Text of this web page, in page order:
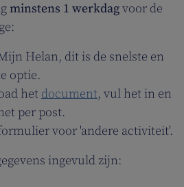
minstens 1 werkdagvoor de
Helan, dit is de snelste en
optie.
het document, vul het in en
per post.
voor 'andere activiteit'.
ingevuld zijn: